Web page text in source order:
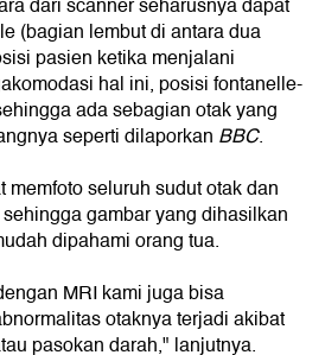
dari scanner seharusnya dapat
(bagian lembut di antara dua
pasien ketika menjalani
hal ini, posisi fontanelle-
ada sebagian otak yang
seperti dilaporkan BBC.
seluruh sudut otak dan
gambar yang dihasilkan
dipahami orang tua.
MRI kami juga bisa
otaknya terjadi akibat
pasokan darah," lanjutnya.